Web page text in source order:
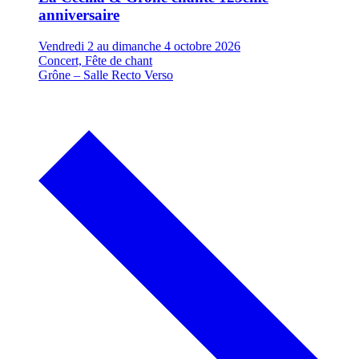
anniversaire
Vendredi 2 au dimanche 4 octobre 2026
Concert, Fête de chant
Grône – Salle Recto Verso